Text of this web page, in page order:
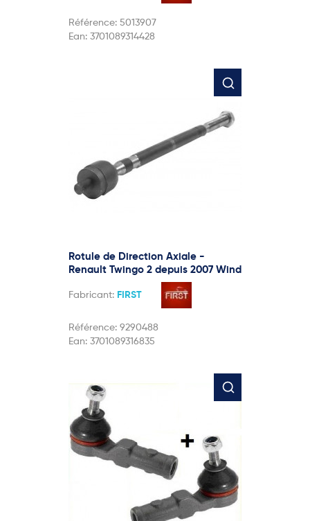
Référence: 5013907
Ean: 3701089314428
Rotule de Direction Axiale -
Renault Twingo 2 depuis 2007 Wind
Fabricant: FIRST
Référence: 9290488
Ean: 3701089316835